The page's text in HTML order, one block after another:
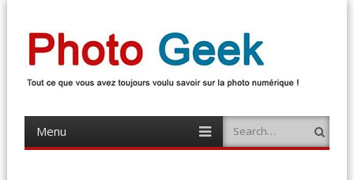
Photo Geek
Menu
content
Search